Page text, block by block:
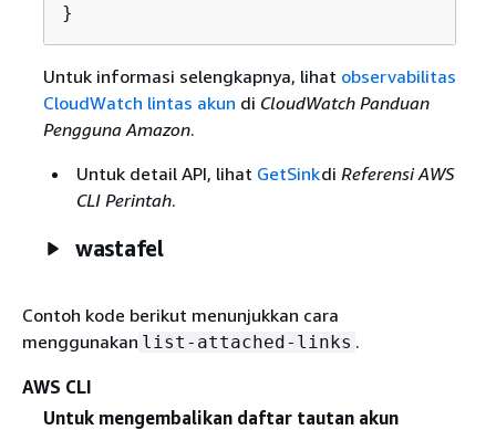
}
Untuk informasi selengkapnya, lihat observabilitas
CloudWatch lintas akun di CloudWatch Panduan
Pengguna Amazon.
Untuk detail API, lihat GetSinkdiReferensi AWS
CLI Perintah.
wastafel
Contoh kode berikut menunjukkan cara
menggunakan list-attached-links .
AWS CLI
Untuk mengembalikan daftar tautan akun